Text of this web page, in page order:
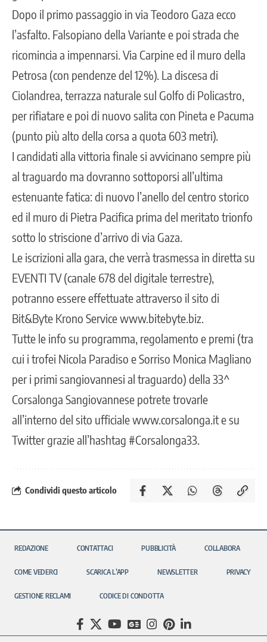
Dopo il primo passaggio in via Teodoro Gaza ecco
l’asfalto. Falsopiano della Variante e poi strada che
ricomincia a impennarsi. Via Carpine ed il muro della
Petrosa (con pendenze del 12%). La discesa di
Ciolandrea, terrazza naturale sul Golfo di Policastro,
per rifiatare e poi di nuovo salita con Pineta e Pacuma
(punto più alto della corsa a quota 603 metri).
I candidati alla vittoria finale si avvicinano sempre più
al traguardo ma dovranno sottoporsi all’ultima
estenuante fatica: di nuovo l’anello del centro storico
ed il muro di Pietra Pacifica prima del meritato trionfo
sotto lo striscione d’arrivo di via Gaza.
Le iscrizioni alla gara, che verrà trasmessa in diretta su
EVENTI TV (canale 678 del digitale terrestre),
potranno essere effettuate attraverso il sito di
Bit&Byte Krono Service www.bitebyte.biz.
Tutte le info su programma, regolamento e premi (tra
cui i trofei Nicola Paradiso e Sorriso Monica Magliano
per i primi sangiovannesi al traguardo) della 33^
Corsalonga Sangiovannese potrete trovarle
all’interno del sito ufficiale www.corsalonga.it e su
Twitter grazie all’hashtag #Corsalonga33.
Condividi questo articolo
REDAZIONE CONTATTACI PUBBLICITÀ COLLABORA
COME VEDERCI SCARICA L’APP NEWSLETTER PRIVACY
GESTIONE RECLAMI CODICE DI CONDOTTA